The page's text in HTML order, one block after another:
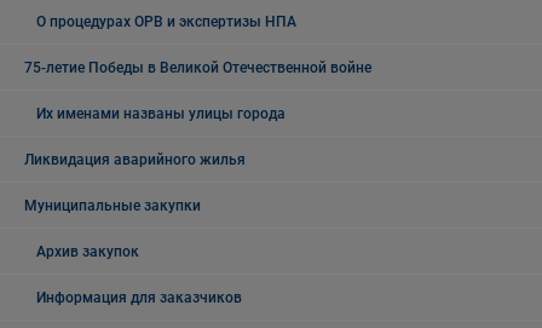
О процедурах ОРВ и экспертизы НПА
75-летие Победы в Великой Отечественной войне
Их именами названы улицы города
Ликвидация аварийного жилья
Муниципальные закупки
Архив закупок
Информация для заказчиков